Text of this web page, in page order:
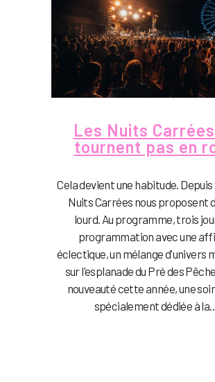
Les Nuits
tournent pas en
Cela devient une habitude. Depuis
Nuits Carrées nous proposent
lourd. Au programme, trois
programmation avec une
éclectique, un mélange d'univers
sur l'esplanade du Pré des
nouveauté cette année, une
spécialement dédiée à la...